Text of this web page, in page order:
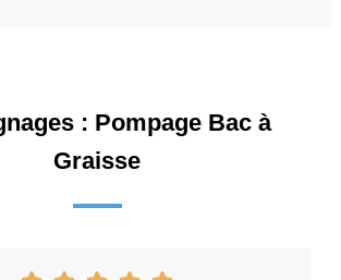
: Pompage Bac à
Graisse